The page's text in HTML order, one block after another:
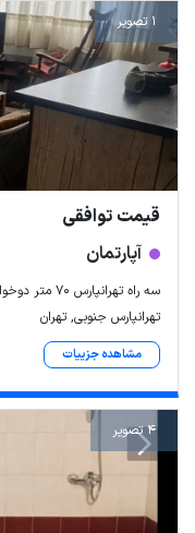
1 تصویر
قیمت توافقی
آپارتمان
سه راه تهرانپارس ۷۰ متر دوخوابه
تهرانپارس جنوبی, تهران
مشاهده جزییات
4 تصویر